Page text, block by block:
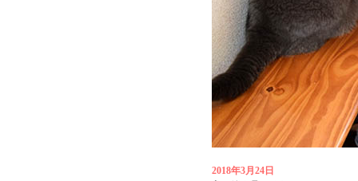
2018年3月24日